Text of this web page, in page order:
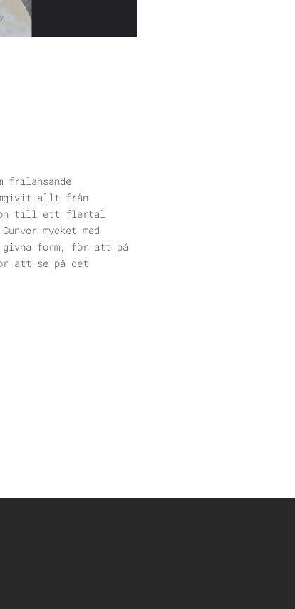
frilansande
allt från
till ett flertal
mycket med
form, för att på
att se på det